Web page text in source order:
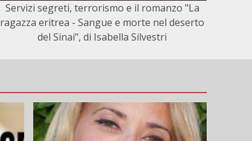
Servizi segreti, terrorismo e il romanzo "La
ragazza eritrea - Sangue e morte nel deserto
del Sinai", di Isabella Silvestri